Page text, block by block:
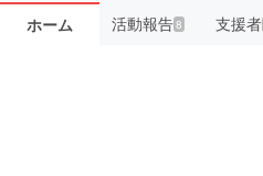
ホーム 活動報告8 支援者